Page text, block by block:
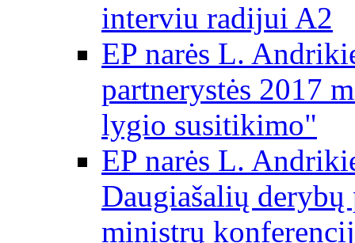
interviu radijui A2
EP narės L.
partnerystės 2017
lygio susitikimo"
EP narės L.
Daugiašalių derybų
ministrų